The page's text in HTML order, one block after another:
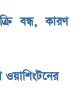
বন্ধ, কারণ